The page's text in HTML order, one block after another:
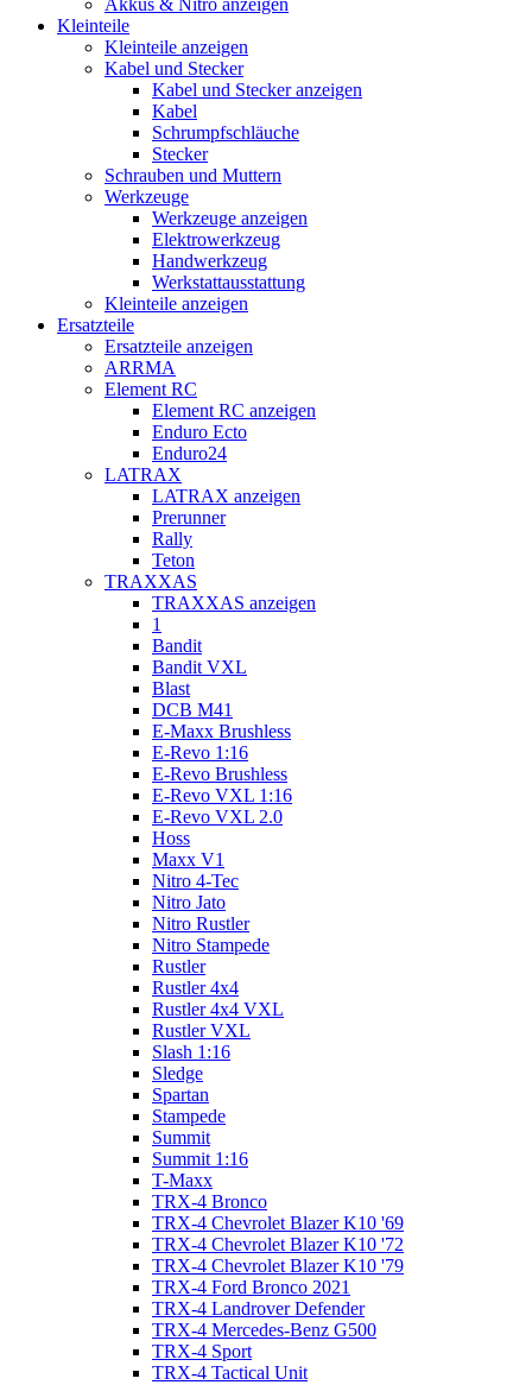
Akkus & Nitro anzeigen
Kleinteile
Kleinteile anzeigen
Kabel und Stecker
Kabel und Stecker anzeigen
Kabel
Schrumpfschläuche
Stecker
Schrauben und Muttern
Werkzeuge
Werkzeuge anzeigen
Elektrowerkzeug
Handwerkzeug
Werkstattausstattung
Kleinteile anzeigen
Ersatzteile
Ersatzteile anzeigen
ARRMA
Element RC
Element RC anzeigen
Enduro Ecto
Enduro24
LATRAX
LATRAX anzeigen
Prerunner
Rally
Teton
TRAXXAS
TRAXXAS anzeigen
1
Bandit
Bandit VXL
Blast
DCB M41
E-Maxx Brushless
E-Revo 1:16
E-Revo Brushless
E-Revo VXL 1:16
E-Revo VXL 2.0
Hoss
Maxx V1
Nitro 4-Tec
Nitro Jato
Nitro Rustler
Nitro Stampede
Rustler
Rustler 4x4
Rustler 4x4 VXL
Rustler VXL
Slash 1:16
Sledge
Spartan
Stampede
Summit
Summit 1:16
T-Maxx
TRX-4 Bronco
TRX-4 Chevrolet Blazer K10 '69
TRX-4 Chevrolet Blazer K10 '72
TRX-4 Chevrolet Blazer K10 '79
TRX-4 Ford Bronco 2021
TRX-4 Landrover Defender
TRX-4 Mercedes-Benz G500
TRX-4 Sport
TRX-4 Tactical Unit